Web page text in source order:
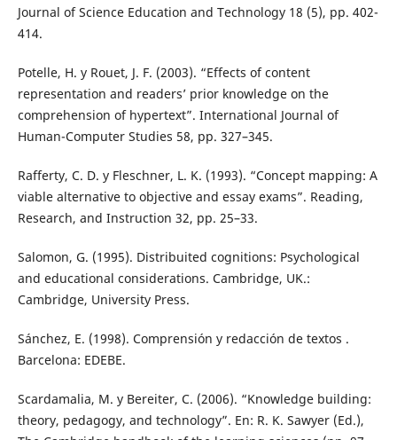
Journal of Science Education and Technology 18 (5), pp. 402-
414.
Potelle, H. y Rouet, J. F. (2003). “Effects of content
representation and readers’ prior knowledge on the
comprehension of hypertext”. International Journal of
Human-Computer Studies 58, pp. 327–345.
Rafferty, C. D. y Fleschner, L. K. (1993). “Concept mapping: A
viable alternative to objective and essay exams”. Reading,
Research, and Instruction 32, pp. 25–33.
Salomon, G. (1995). Distribuited cognitions: Psychological
and educational considerations. Cambridge, UK.:
Cambridge, University Press.
Sánchez, E. (1998). Comprensión y redacción de textos .
Barcelona: EDEBE.
Scardamalia, M. y Bereiter, C. (2006). “Knowledge building:
theory, pedagogy, and technology”. En: R. K. Sawyer (Ed.),